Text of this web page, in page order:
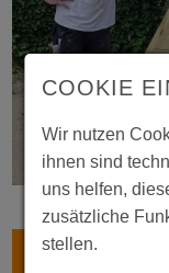
ZURÜCK
COOKIE
Wir nutzen
ihnen sind
uns helfen,
zusätzliche
stellen.